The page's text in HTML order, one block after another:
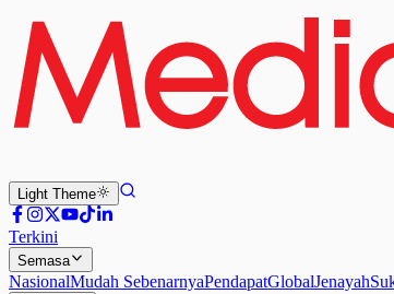
Light Theme
Terkini
Semasa
NasionalMudah SebenarnyaPendapatGlobalJenayah